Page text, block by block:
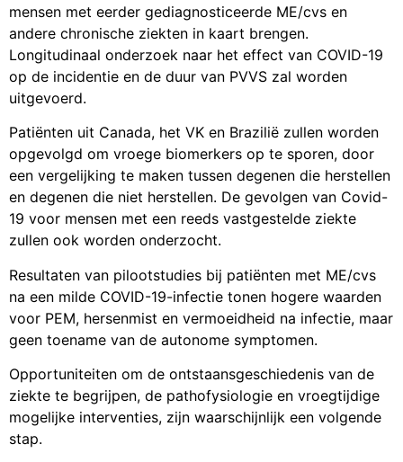
mensen met eerder gediagnosticeerde ME/cvs en
andere chronische ziekten in kaart brengen.
Longitudinaal onderzoek naar het effect van COVID-19
op de incidentie en de duur van PVVS zal worden
uitgevoerd.
Patiënten uit Canada, het VK en Brazilië zullen worden
opgevolgd om vroege biomerkers op te sporen, door
een vergelijking te maken tussen degenen die herstellen
en degenen die niet herstellen. De gevolgen van Covid-
19 voor mensen met een reeds vastgestelde ziekte
zullen ook worden onderzocht.
Resultaten van pilootstudies bij patiënten met ME/cvs
na een milde COVID-19-infectie tonen hogere waarden
voor PEM, hersenmist en vermoeidheid na infectie, maar
geen toename van de autonome symptomen.
Opportuniteiten om de ontstaansgeschiedenis van de
ziekte te begrijpen, de pathofysiologie en vroegtijdige
mogelijke interventies, zijn waarschijnlijk een volgende
stap.